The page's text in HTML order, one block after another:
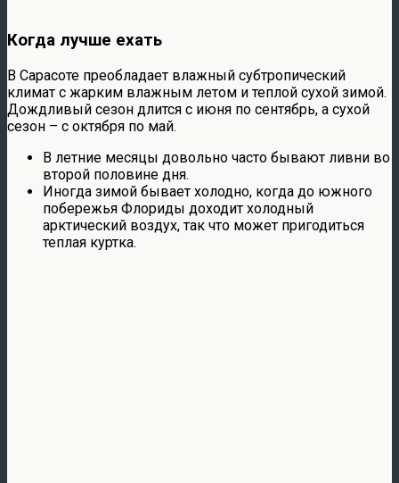
Когда лучше ехать
В Сарасоте преобладает влажный субтропический
климат с жарким влажным летом и теплой сухой зимой.
Дождливый сезон длится с июня по сентябрь, а сухой
сезон – с октября по май.
В летние месяцы довольно часто бывают ливни во
второй половине дня.
Иногда зимой бывает холодно, когда до южного
побережья Флориды доходит холодный
арктический воздух, так что может пригодиться
теплая куртка.